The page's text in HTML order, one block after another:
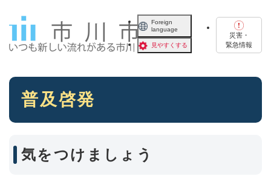
Foreign
language
見やすくする
災害・
緊急情報
本
普及啓発
気をつけましょう